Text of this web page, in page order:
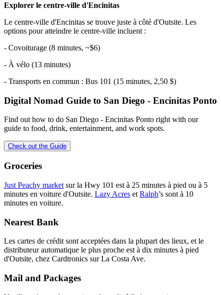
Explorer le centre-ville d'Encinitas
Le centre-ville d'Encinitas se trouve juste à côté d'Outsite. Les
options pour atteindre le centre-ville incluent :
- Covoiturage (8 minutes, ~$6)
- À vélo (13 minutes)
- Transports en commun : Bus 101 (15 minutes, 2,50 $)
Digital Nomad Guide to San Diego - Encinitas Ponto
Find out how to do San Diego - Encinitas Ponto right with our
guide to food, drink, entertainment, and work spots.
Check out the Guide
Groceries
Just Peachy market sur la Hwy 101 est à 25 minutes à pied ou à 5
minutes en voiture d'Outsite. Lazy Acres et Ralph’s sont à 10
minutes en voiture.
Nearest Bank
Les cartes de crédit sont acceptées dans la plupart des lieux, et le
distributeur automatique le plus proche est à dix minutes à pied
d'Outsite, chez Cardtronics sur La Costa Ave.
Mail and Packages